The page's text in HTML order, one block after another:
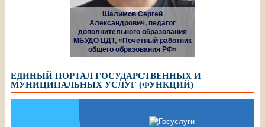
Шалимов Сергей
Александрович, педагог
дополнительного образования
МБУДО ЦДТ, «Почетный работник
общего образования РФ»
ЕДИНЫЙ ПОРТАЛ ГОСУДАРСТВЕННЫХ И
МУНИЦИПАЛЬНЫХ УСЛУГ (ФУНКЦИЙ)